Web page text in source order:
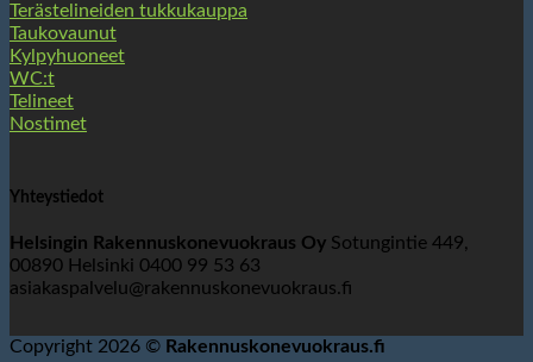
Terästelineiden tukkukauppa
Taukovaunut
Kylpyhuoneet
WC:t
Telineet
Nostimet
Yhteystiedot
Helsingin Rakennuskonevuokraus Oy Sotungintie 449,
00890 Helsinki 0400 99 53 63
asiakaspalvelu@rakennuskonevuokraus.fi
Copyright 2026 © Rakennuskonevuokraus.fi